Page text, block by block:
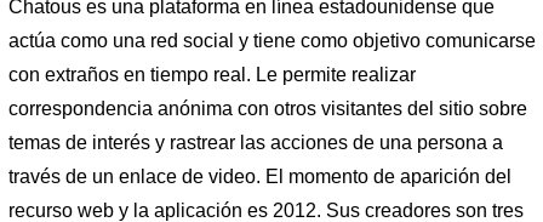
Chatous es una plataforma en línea estadounidense que
actúa como una red social y tiene como objetivo comunicarse
con extraños en tiempo real. Le permite realizar
correspondencia anónima con otros visitantes del sitio sobre
temas de interés y rastrear las acciones de una persona a
través de un enlace de video. El momento de aparición del
recurso web y la aplicación es 2012. Sus creadores son tres